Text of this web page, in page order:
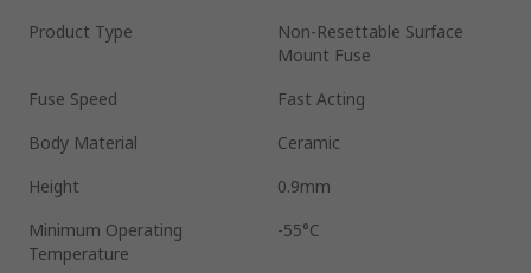
Product Type
Non-Resettable Surface
Mount Fuse
Fuse Speed
Fast Acting
Body Material
Ceramic
Height
0.9mm
Minimum Operating
Temperature
-55°C